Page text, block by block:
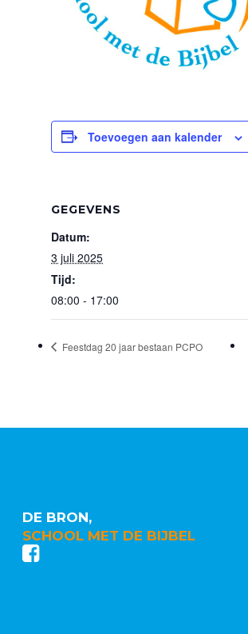
Toevoegen aan kalender
GEGEVENS
Datum:
3 juli 2025
Tijd:
08:00 - 17:00
Feestdag 20 jaar bestaan PCPO
DE BRON,
SCHOOL MET DE BIJBEL